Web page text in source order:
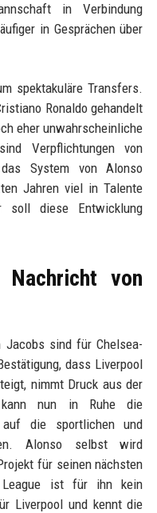
in Verbindung
in Gesprächen über
spektakuläre Transfers.
Ronaldo gehandelt
eher unwahrscheinliche
Verpflichtungen von
System von Alonso
Jahren viel in Talente
soll diese Entwicklung
von
Jacobs sind für Chelsea-
dass Liverpool
nimmt Druck aus der
kann nun in Ruhe die
die sportlichen und
Alonso selbst wird
für seinen nächsten
ist für ihn kein
Liverpool und kennt die